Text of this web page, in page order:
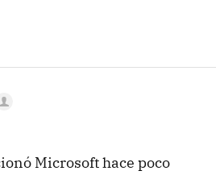
Microsoft hace poco